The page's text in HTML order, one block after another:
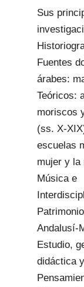
Sus
Fuentes
árabes:
Teóricos:
moriscos
(ss. X-
escuelas
mujer y la
Música e
Andalusí-
Estudio,
didáctica